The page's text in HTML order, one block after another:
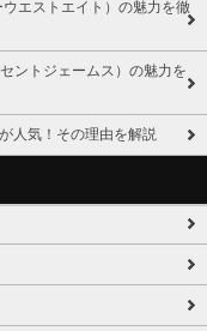
エストエイト）の魅力を徹
ントジェームス）の魅力を
人気！その理由を解説